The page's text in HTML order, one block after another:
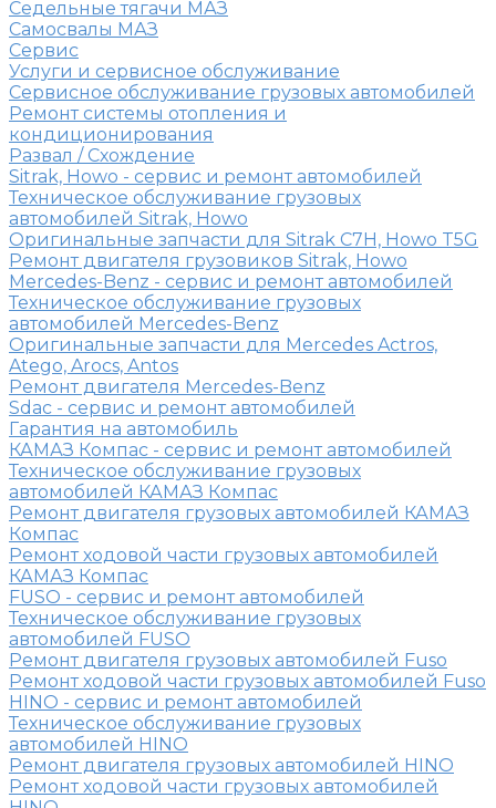
Седельные тягачи МАЗ
Самосвалы МАЗ
Сервис
Услуги и сервисное обслуживание
Сервисное обслуживание грузовых автомобилей
Ремонт системы отопления и
кондиционирования
Развал / Схождение
Sitrak, Howo - сервис и ремонт автомобилей
Техническое обслуживание грузовых
автомобилей Sitrak, Howo
Оригинальные запчасти для Sitrak C7H, Howo T5G
Ремонт двигателя грузовиков Sitrak, Howo
Mercedes-Benz - сервис и ремонт автомобилей
Техническое обслуживание грузовых
автомобилей Mercedes-Benz
Оригинальные запчасти для Mercedes Actros,
Atego, Arocs, Antos
Ремонт двигателя Mercedes-Benz
Sdac - сервис и ремонт автомобилей
Гарантия на автомобиль
КАМАЗ Компас - сервис и ремонт автомобилей
Техническое обслуживание грузовых
автомобилей КАМАЗ Компас
Ремонт двигателя грузовых автомобилей КАМАЗ
Компас
Ремонт ходовой части грузовых автомобилей
КАМАЗ Компас
FUSO - сервис и ремонт автомобилей
Техническое обслуживание грузовых
автомобилей FUSO
Ремонт двигателя грузовых автомобилей Fuso
Ремонт ходовой части грузовых автомобилей Fuso
HINO - сервис и ремонт автомобилей
Техническое обслуживание грузовых
автомобилей HINO
Ремонт двигателя грузовых автомобилей HINO
Ремонт ходовой части грузовых автомобилей